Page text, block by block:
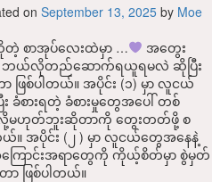
on September 13, 2025 by Moe
တဲ့ စာအုပ်လေးထဲမှာ …
အတွေး
ဘယ်လိုတည်ဆောက်ရယူရမလဲ ဆိုပြီး
ာ ဖြစ်ပါတယ်။ အပိုင်း (၁) မှာ လူငယ်
စားရတဲ့ ခံစားမှုတွေအပေါ် တစ်
လို့မဟုတ်ဘူးဆိုတာကို တွေးတတ်ဖို့ စ
ယ်။ အပိုင်း (၂ ) မှာ လူငယ်တွေအနေနဲ့
ြောင်းအရာတွေကို ကိုယ့်စိတ်မှာ စွဲမှတ်
ဖြစ်ပါတယ်။